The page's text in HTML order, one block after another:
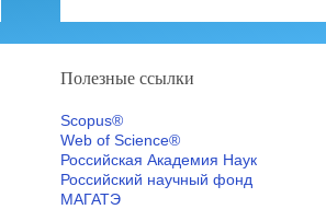
Полезные ссылки
Scopus®
Web of Science®
Российская Академия Наук
Российский научный фонд
МАГАТЭ